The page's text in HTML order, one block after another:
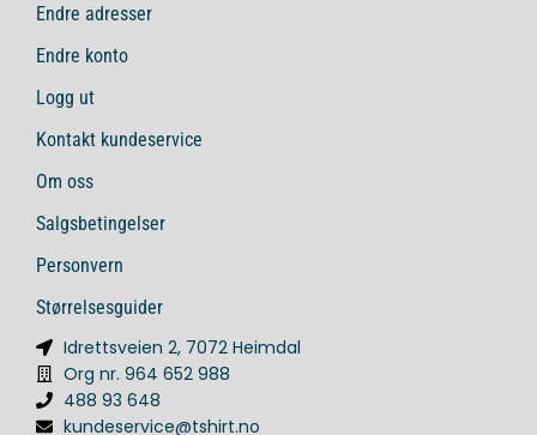
Endre adresser
Endre konto
Logg ut
Kontakt kundeservice
Om oss
Salgsbetingelser
Personvern
Størrelsesguider
Idrettsveien 2, 7072 Heimdal
Org nr. 964 652 988
488 93 648
kundeservice@tshirt.no